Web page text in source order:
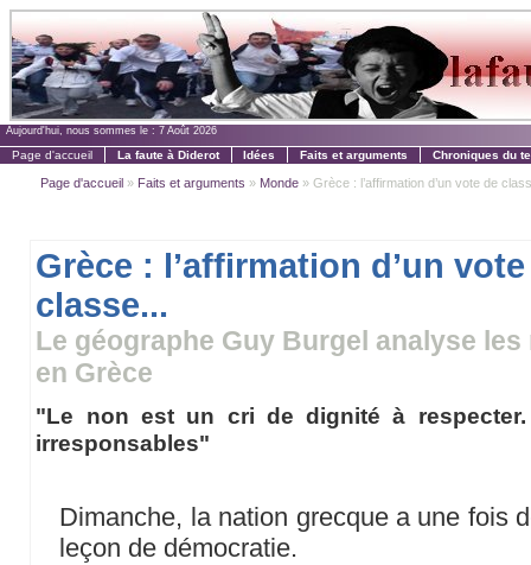
Aujourd'hui, nous sommes le : 7 Août 2026
Page d'accueil La faute à Diderot Idées Faits et arguments Chroniques du
Page d'accueil » Faits et arguments » Monde » Grèce : l’affirmation d’un vote de
Grèce : l’affirmation d’un
classe...
Le géographe Guy Burgel analyse
en Grèce
"Le non est un cri de dignité à
irresponsables"
Dimanche, la nation grecque a une fois
leçon de démocratie.